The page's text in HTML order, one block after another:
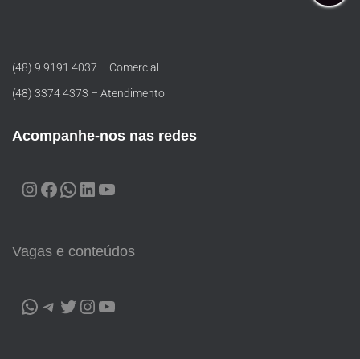
(48) 9 9191 4037 – Comercial
(48) 3374 4373 – Atendimento
Acompanhe-nos nas redes
Vagas e conteúdos